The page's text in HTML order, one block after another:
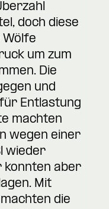
doch diese
Wölfe
um zum
Die
und
Entlastung
machten
wegen einer
wieder
konnten aber
Mit
die